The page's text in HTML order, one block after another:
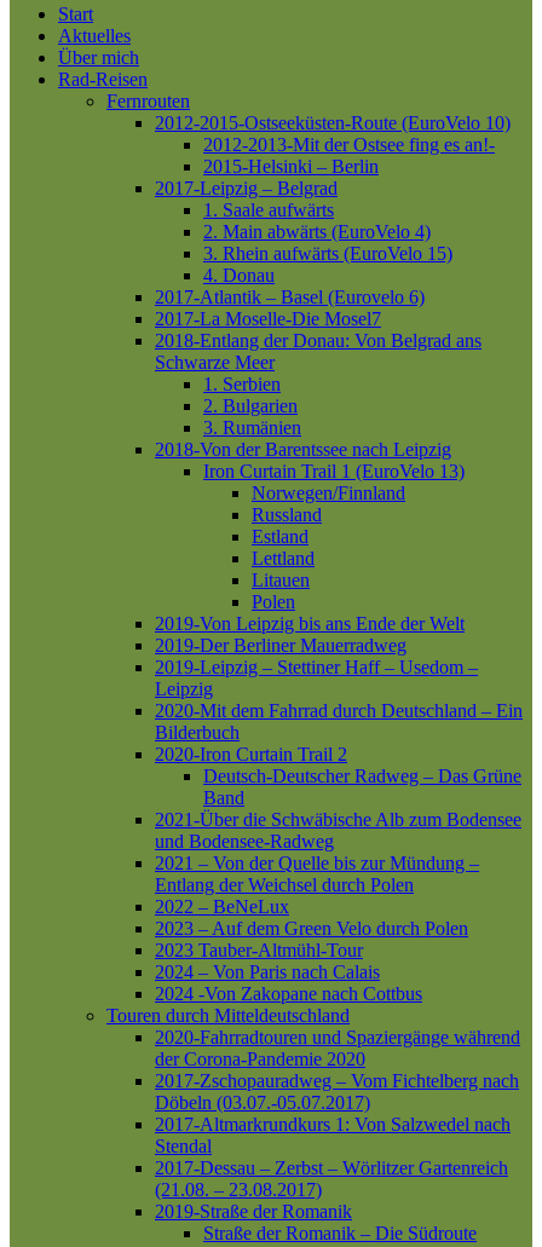
Close
Menu
Start
Aktuelles
Über mich
Rad-Reisen
Fernrouten
2012-2015-Ostseeküsten-Route (EuroVelo 10)
2012-2013-Mit der Ostsee fing es an!-
2015-Helsinki – Berlin
2017-Leipzig – Belgrad
1. Saale aufwärts
2. Main abwärts (EuroVelo 4)
3. Rhein aufwärts (EuroVelo 15)
4. Donau
2017-Atlantik – Basel (Eurovelo 6)
2017-La Moselle-Die Mosel7
2018-Entlang der Donau: Von Belgrad ans
Schwarze Meer
1. Serbien
2. Bulgarien
3. Rumänien
2018-Von der Barentssee nach Leipzig
Iron Curtain Trail 1 (EuroVelo 13)
Norwegen/Finnland
Russland
Estland
Lettland
Litauen
Polen
2019-Von Leipzig bis ans Ende der Welt
2019-Der Berliner Mauerradweg
2019-Leipzig – Stettiner Haff – Usedom –
Leipzig
2020-Mit dem Fahrrad durch Deutschland – Ein
Bilderbuch
2020-Iron Curtain Trail 2
Deutsch-Deutscher Radweg – Das Grüne
Band
2021-Über die Schwäbische Alb zum Bodensee
und Bodensee-Radweg
2021 – Von der Quelle bis zur Mündung –
Entlang der Weichsel durch Polen
2022 – BeNeLux
2023 – Auf dem Green Velo durch Polen
2023 Tauber-Altmühl-Tour
2024 – Von Paris nach Calais
2024 -Von Zakopane nach Cottbus
Touren durch Mitteldeutschland
2020-Fahrradtouren und Spaziergänge während
der Corona-Pandemie 2020
2017-Zschopauradweg – Vom Fichtelberg nach
Döbeln (03.07.-05.07.2017)
2017-Altmarkrundkurs 1: Von Salzwedel nach
Stendal
2017-Dessau – Zerbst – Wörlitzer Gartenreich
(21.08. – 23.08.2017)
2019-Straße der Romanik
Straße der Romanik – Die Südroute